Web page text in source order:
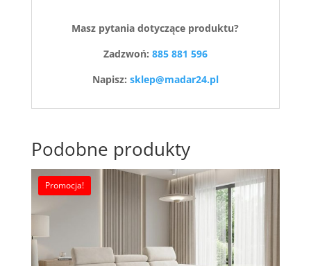
Masz pytania dotyczące produktu?
Zadzwoń: 885 881 596
Napisz: sklep@madar24.pl
Podobne produkty
Promocja!